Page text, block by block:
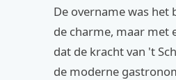
De overname was het
de charme, maar met
dat de kracht van 't
de moderne